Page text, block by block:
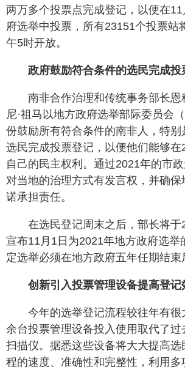
两万多个投票点完成登记，以便在
府选举中投票，所有23151个投票站
午5时开放。
政府鼓励符合条件的选民完成投
南非合作治理和传统事务部长恩
尼·祖马以地方政府选举部际委员会
份鼓励所有符合条件的南非人，特别
选民完成投票登记，以便他们能够在
自己的民主权利。通过2021年的市
对当地的治理方式有发言权，并确保
诺承担责任。
在选民登记周末之后，部长将于
宣布11月1日为2021年地方政府选举
定选举必须在地方政府五年任期结束
创新引入投票管理设备提高登记
今年的选举登记流程较往年有
余台投票管理设备投入使用取代了过
扫描仪。据悉这些设备将大大提高选
程的速度、准确性和完整性，利用多